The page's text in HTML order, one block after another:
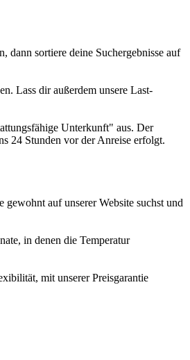
dann sortiere deine Suchergebnisse auf
Lass dir außerdem unsere Last-
Unterkunft" aus. Der
24 Stunden vor der Anreise erfolgt.
auf unserer Website suchst und
in denen die Temperatur
mit unserer Preisgarantie